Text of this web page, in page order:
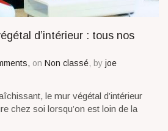
d’intérieur : tous nos
on Non classé, by joe
le mur végétal d’intérieur
chez soi lorsqu’on est loin de la